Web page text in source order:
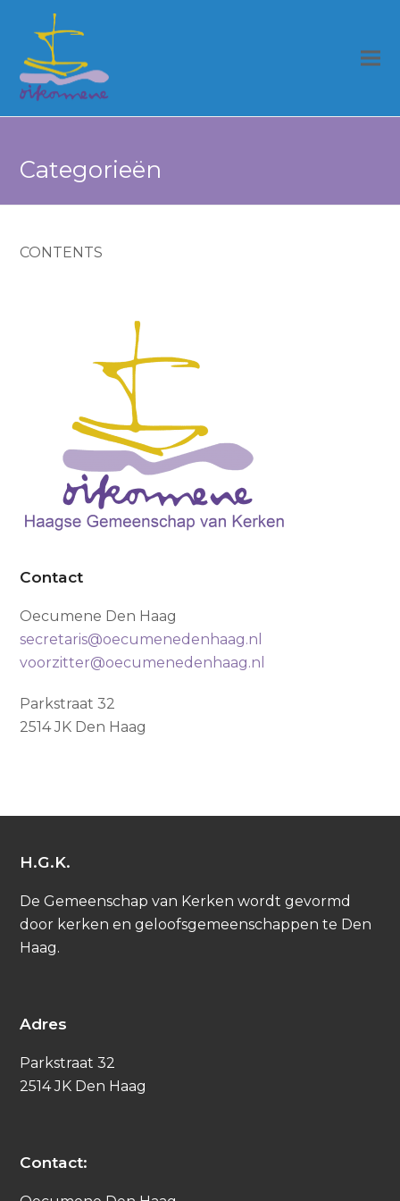
Categorieën
CONTENTS
Contact
Oecumene Den Haag
secretaris@oecumenedenhaag.nl
voorzitter@oecumenedenhaag.nl
Parkstraat 32
2514 JK Den Haag
H.G.K.
De Gemeenschap van Kerken wordt gevormd
door kerken en geloofsgemeenschappen te Den
Haag.
Adres
Parkstraat 32
2514 JK Den Haag
Contact: